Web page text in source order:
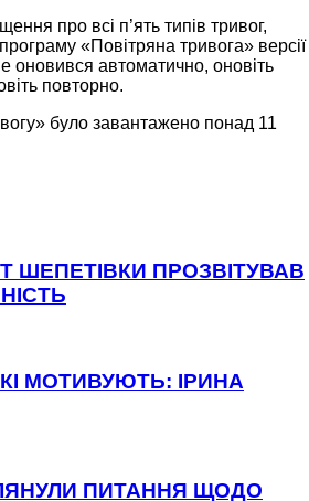
про всі п’ять типів тривог,
«Повітряна тривога» версії
оновився автоматично, оновіть
повторно.
було завантажено понад 11
ШЕПЕТІВКИ ПРОЗВІТУВАВ
МОТИВУЮТЬ: ІРИНА
ПИТАННЯ ЩОДО